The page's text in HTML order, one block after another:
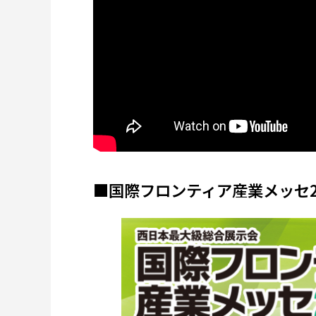
■国際フロンティア産業メッセ